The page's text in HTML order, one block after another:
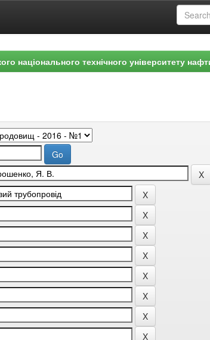
національного технічного університету